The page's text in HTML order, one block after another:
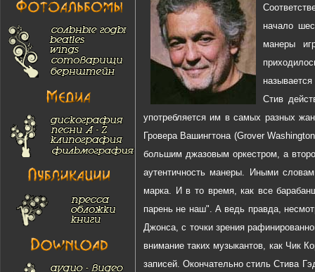
начало
манеры
Стив
употребляется им в самых разных
Гровера Вашингтона (Grover
большим джазовым оркестром, а
аутентичность манеры. Иными
марка. И в то время, как все
парень не наш". А ведь правда,
Джонса, с точки зрения
внимание таких музыкантов, как Чик
записей. Окончательно стиль Стива